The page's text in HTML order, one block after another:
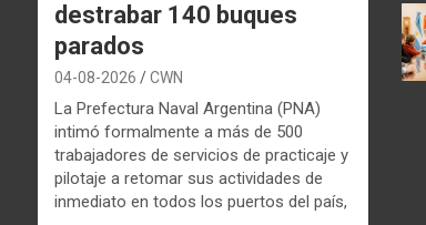
destrabar 140 buques
parados
04-08-2026 CWN
La Prefectura Naval Argentina (PNA)
intimó formalmente a más de 500
trabajadores de servicios de practicaje y
pilotaje a retomar sus actividades de
inmediato en todos los puertos del país,